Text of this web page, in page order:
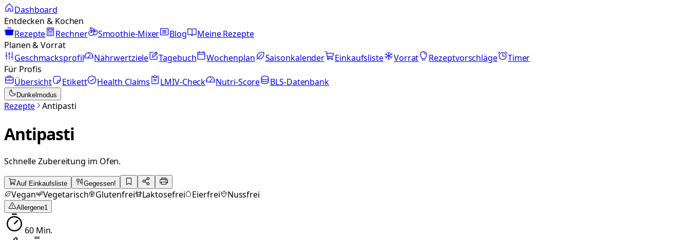
Dashboard
Entdecken & Kochen
Rezepte
Rechner Smoothie-Mixer Blog
Meine Rezepte
Planen & Vorrat
Geschmacksprofil
Nährwertziele Tagebuch Wochenplan Saisonkalender Einkaufsliste Vorrat Rezeptvorschläge
Timer
Für Profis
Übersicht
Etikett Health Claims LMIV-Check Nutri-Score BLS-Datenbank
Dunkelmodus
Rezepte Antipasti
Antipasti
Schnelle Zubereitung im Ofen.
Auf Einkaufsliste Gegessen!
Vegan Vegetarisch Glutenfrei Laktosefrei Eierfrei Nussfrei
Allergene1
60Min.